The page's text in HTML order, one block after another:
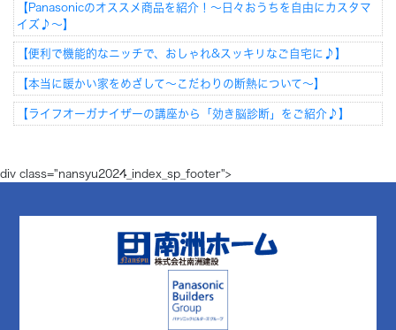
【Panasonicのオススメ商品を紹介！～日々おうちを自由にカスタマ
イズ♪～】
【便利で機能的なニッチで、おしゃれ&スッキリなご自宅に♪】
【本当に暖かい家をめざして～こだわりの断熱について～】
【ライフオーガナイザーの講座から「効き脳診断」をご紹介♪】
div class="nansyu2024_index_sp_footer">